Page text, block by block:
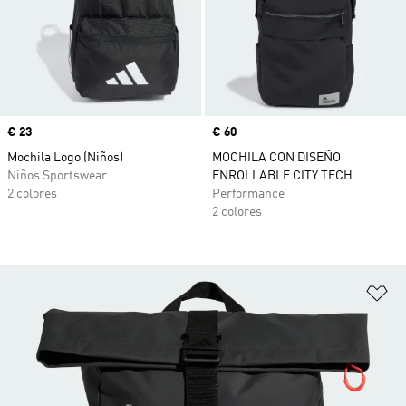
Precio
€ 23
Mochila Logo (Niños)
Niños Sportswear
2 colores
Precio
€ 60
MOCHILA CON DISEÑO
ENROLLABLE CITY TECH
Performance
2 colores